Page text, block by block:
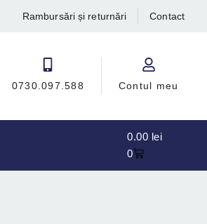
Rambursări și returnări Contact
0730.097.588 Contul meu
0.00 lei
0